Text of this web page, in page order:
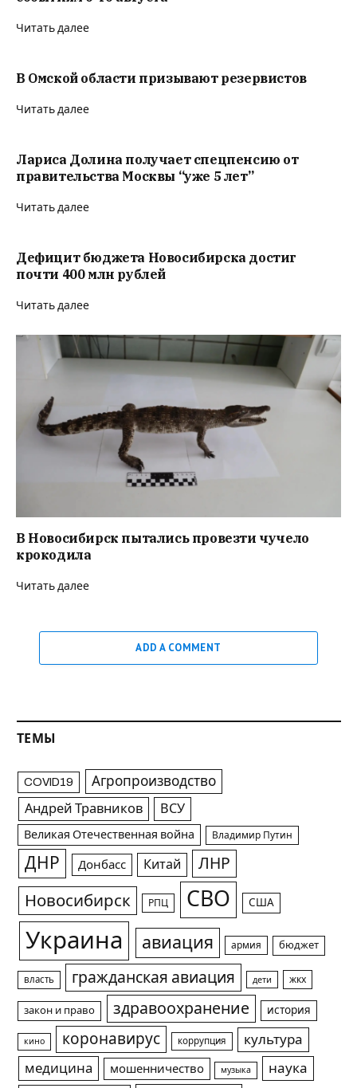
Читать далее
В Омской области призывают резервистов
Читать далее
Лариса Долина получает спецпенсию от
правительства Москвы “уже 5 лет”
Читать далее
Дефицит бюджета Новосибирска достиг
почти 400 млн рублей
Читать далее
В Новосибирск пытались провезти чучело
крокодила
Читать далее
ADD A COMMENT
ТЕМЫ
COVID19 Агропроизводство
Андрей Травников ВСУ
Великая Отечественная война Владимир Путин
ДНР Донбасс Китай ЛНР
Новосибирск РПЦ СВО США
Украина авиация армия бюджет
власть гражданская авиация дети жкх
закон и право здравоохранение история
кино коронавирус коррупция
культура
медицина
мошенничество музыка
наука